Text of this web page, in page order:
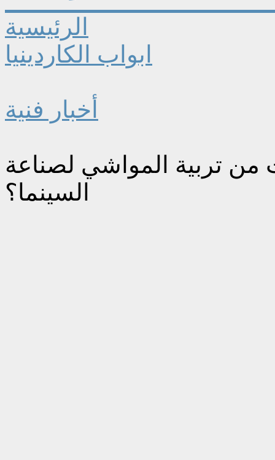
الرئيسية
ابواب الكاردينيا
أخبار فنية
من تربية المواشي لصناعة
السينما؟